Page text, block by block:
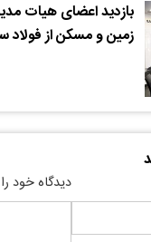
بازدید اعضای هیات
زمین و مسکن از فولاد
دیدگاه خود